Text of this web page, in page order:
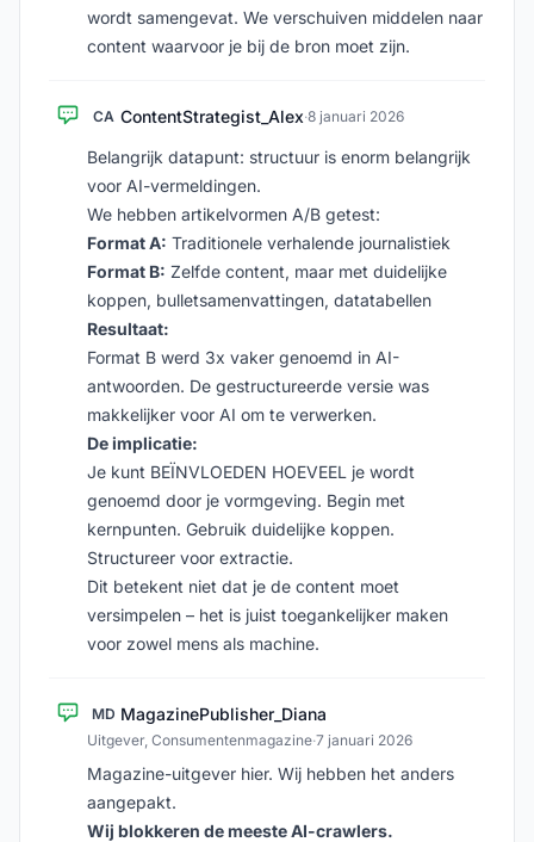
wordt samengevat. We verschuiven middelen naar
content waarvoor je bij de bron moet zijn.
CA ContentStrategist_Alex·8 januari 2026
Belangrijk datapunt: structuur is enorm belangrijk
voor AI-vermeldingen.
We hebben artikelvormen A/B getest:
Format A: Traditionele verhalende journalistiek
Format B: Zelfde content, maar met duidelijke
koppen, bulletsamenvattingen, datatabellen
Resultaat:
Format B werd 3x vaker genoemd in AI-
antwoorden. De gestructureerde versie was
makkelijker voor AI om te verwerken.
De implicatie:
Je kunt BEÏNVLOEDEN HOEVEEL je wordt
genoemd door je vormgeving. Begin met
kernpunten. Gebruik duidelijke koppen.
Structureer voor extractie.
Dit betekent niet dat je de content moet
versimpelen – het is juist toegankelijker maken
voor zowel mens als machine.
MD MagazinePublisher_Diana
Uitgever, Consumentenmagazine·7 januari 2026
Magazine-uitgever hier. Wij hebben het anders
aangepakt.
Wij blokkeren de meeste AI-crawlers.